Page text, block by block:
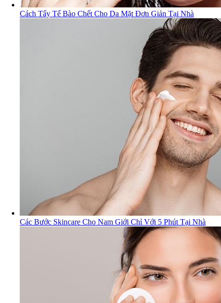
Cách Tẩy Tế Bào Chết Cho Da Mặt Đơn Giản Tại Nhà
Các Bước Skincare Cho Nam Giới Chỉ Với 5 Phút Tại Nhà